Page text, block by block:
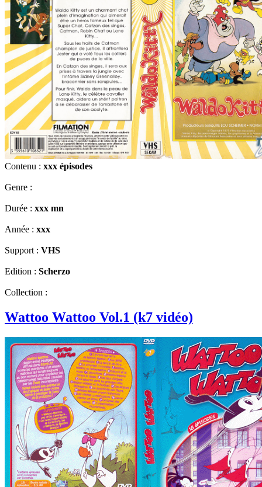
Contenu : xxx épisodes
Genre :
Durée : xxx mn
Année : xxx
Support : VHS
Edition : Scherzo
Collection :
Wattoo Wattoo Vol.1 (k7 vidéo)